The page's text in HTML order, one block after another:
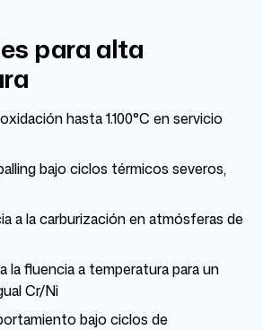
para alta
hasta 1.100°C en servicio
bajo ciclos térmicos severos,
a la carburización en atmósferas de
la fluencia a temperatura para un
Cr/Ni
bajo ciclos de